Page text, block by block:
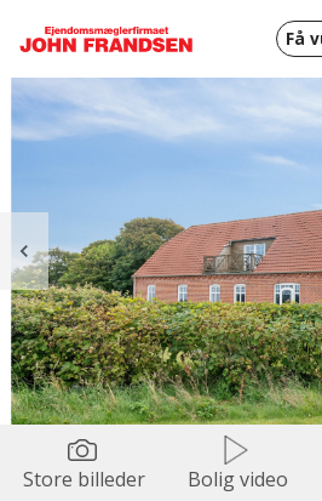
Få
Store billeder Bolig video